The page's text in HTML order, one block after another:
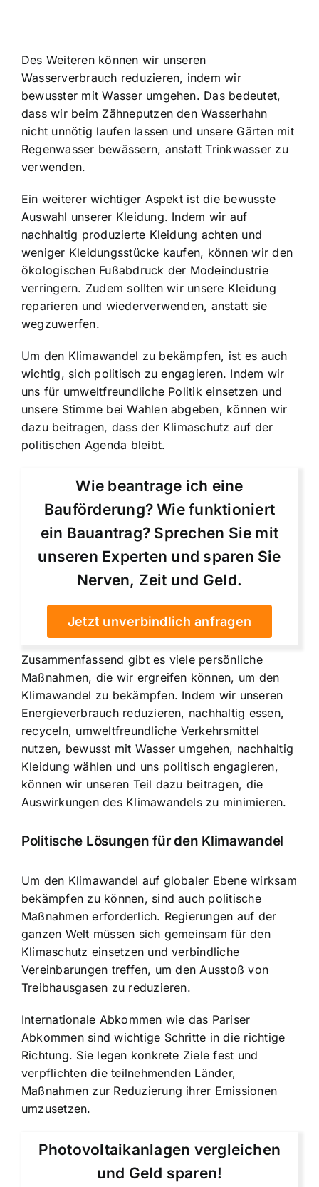
Des Weiteren können wir unseren
Wasserverbrauch reduzieren, indem wir
bewusster mit Wasser umgehen. Das bedeutet,
dass wir beim Zähneputzen den Wasserhahn
nicht unnötig laufen lassen und unsere Gärten mit
Regenwasser bewässern, anstatt Trinkwasser zu
verwenden.
Ein weiterer wichtiger Aspekt ist die bewusste
Auswahl unserer Kleidung. Indem wir auf
nachhaltig produzierte Kleidung achten und
weniger Kleidungsstücke kaufen, können wir den
ökologischen Fußabdruck der Modeindustrie
verringern. Zudem sollten wir unsere Kleidung
reparieren und wiederverwenden, anstatt sie
wegzuwerfen.
Um den Klimawandel zu bekämpfen, ist es auch
wichtig, sich politisch zu engagieren. Indem wir
uns für umweltfreundliche Politik einsetzen und
unsere Stimme bei Wahlen abgeben, können wir
dazu beitragen, dass der Klimaschutz auf der
politischen Agenda bleibt.
Wie beantrage ich eine
Bauförderung? Wie funktioniert
ein Bauantrag? Sprechen Sie mit
unseren Experten und sparen Sie
Nerven, Zeit und Geld.
Jetzt unverbindlich anfragen
Zusammenfassend gibt es viele persönliche
Maßnahmen, die wir ergreifen können, um den
Klimawandel zu bekämpfen. Indem wir unseren
Energieverbrauch reduzieren, nachhaltig essen,
recyceln, umweltfreundliche Verkehrsmittel
nutzen, bewusst mit Wasser umgehen, nachhaltig
Kleidung wählen und uns politisch engagieren,
können wir unseren Teil dazu beitragen, die
Auswirkungen des Klimawandels zu minimieren.
Politische Lösungen für den Klimawandel
Um den Klimawandel auf globaler Ebene wirksam
bekämpfen zu können, sind auch politische
Maßnahmen erforderlich. Regierungen auf der
ganzen Welt müssen sich gemeinsam für den
Klimaschutz einsetzen und verbindliche
Vereinbarungen treffen, um den Ausstoß von
Treibhausgasen zu reduzieren.
Internationale Abkommen wie das Pariser
Abkommen sind wichtige Schritte in die richtige
Richtung. Sie legen konkrete Ziele fest und
verpflichten die teilnehmenden Länder,
Maßnahmen zur Reduzierung ihrer Emissionen
umzusetzen.
Photovoltaikanlagen vergleichen
und Geld sparen!